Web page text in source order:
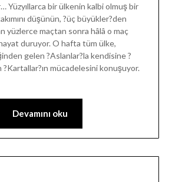
Yüzyıllarca bir ülkenin kalbi olmuş bir
düşünün, ?üç büyükler?den
yüzlerce maçtan sonra hâlâ o maç
duruyor. O hafta tüm ülke,
gelen ?Aslanlar?la kendisine ?
?Kartallar?ın mücadelesini konuşuyor.
Devamını oku